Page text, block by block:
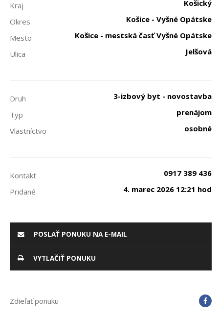
Kraj
Košický
Okres
Košice - Vyšné Opátske
Mesto
Košice - mestská časť Vyšné Opátske
Ulica
Jelšová
Druh
3-izbový byt - novostavba
Typ
prenájom
Vlastníctvo
osobné
Kontakt
0917 389 436
Pridané
4. marec 2026 12:21 hod
POSLAŤ PONUKU NA E-MAIL
VYTLAČIŤ PONUKU
Zdieľať ponuku